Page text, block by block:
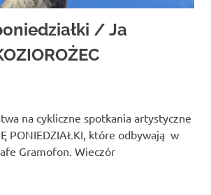
/ Ja
na cykliczne spotkania artystyczne
PONIEDZIAŁKI, które odbywają w
Gramofon. Wieczór